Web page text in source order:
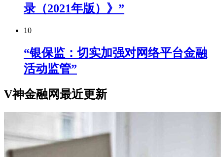
录（2021年版）》”
10
“银保监：切实加强对网络平台金融
活动监管”
V神金融网最近更新